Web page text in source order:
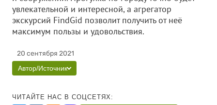
увлекательной и интересной, а агрегатор
экскурсий FindGid позволит получить от неё
максимум пользы и удовольствия.
20 сентября 2021
Автор/Источник
ЧИТАЙТЕ НАС В СОЦСЕТЯХ: